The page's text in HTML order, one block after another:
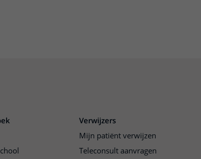
Verwijzers
Mijn patiënt verwijzen
Teleconsult aanvragen